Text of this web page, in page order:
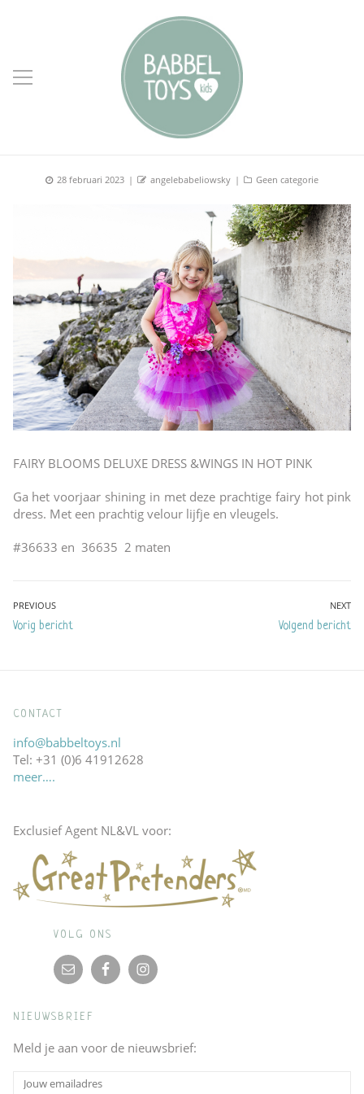
Posted
28 februari 2023 Author
angelebabeliowsky Categories
Geen categorie
FAIRY BLOOMS DELUXE DRESS &WINGS IN HOT PINK
Ga het voorjaar shining in met deze prachtige fairy hot pink
dress. Met een prachtig velour lijfje en vleugels.
#36633 en 36635 2 maten
Bericht
navigatie
PREVIOUS
Previous
Vorig bericht
NEXT
Next
Volgend bericht
CONTACT
info@babbeltoys.nl
Tel: +31 (0)6 41912628
meer….
Exclusief Agent NL&VL voor:
VOLG ONS
NIEUWSBRIEF
Meld je aan voor de nieuwsbrief: